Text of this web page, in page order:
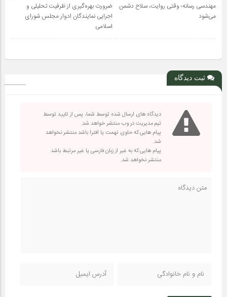
مهندسی رسانه؛ وقتی روایت، سلاح دشمن
می‌شود
ضرورت بهره‌گیری از ظرفیت تحلیلی و
اجرایی نمایندگان ادوار مجلس شورای
اسلامی
ثبت دیدگاه
دیدگاه های ارسال شده توسط شما، پس از تایید توسط
تیم مدیریت در وب منتشر خواهد شد.
پیام هایی که حاوی تهمت یا افترا باشد منتشر نخواهد
شد.
پیام هایی که به غیر از زبان فارسی یا غیر مرتبط باشد
منتشر نخواهد شد.